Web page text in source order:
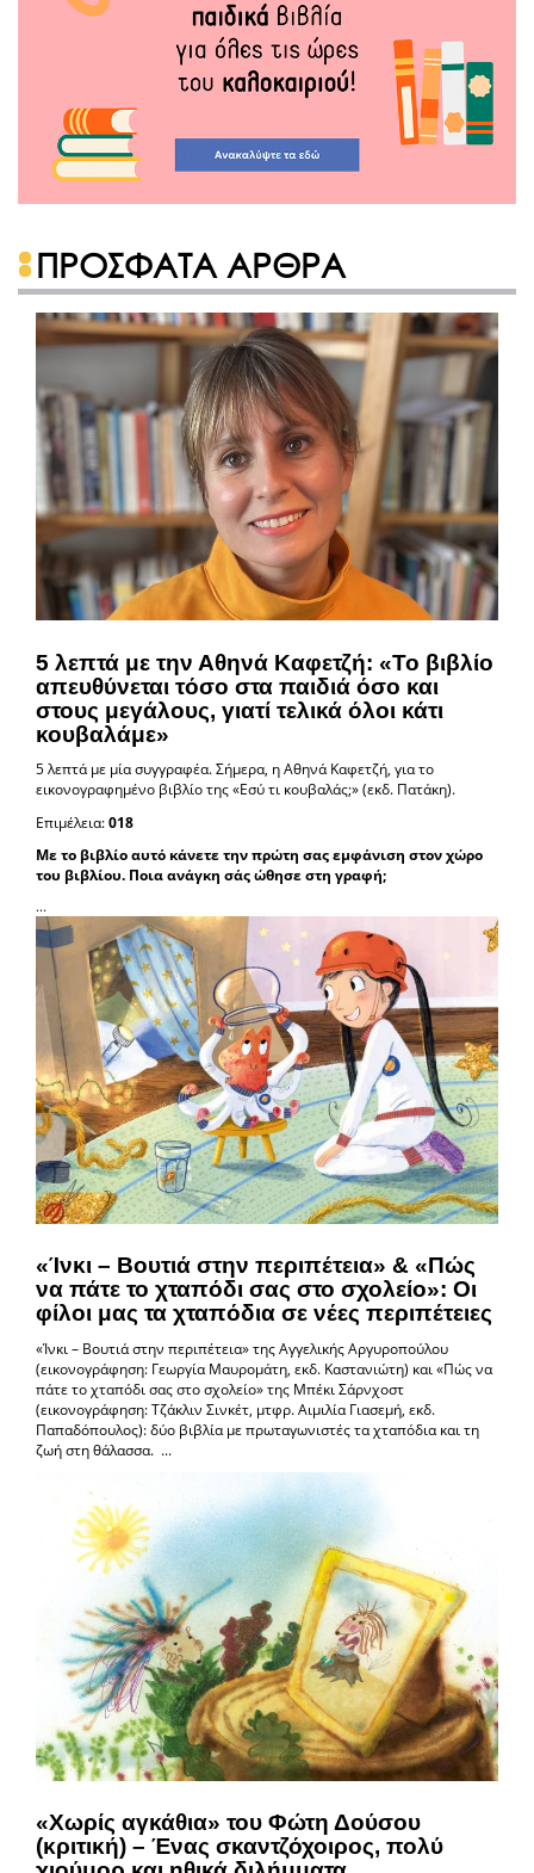
ΠΡΟΣΦΑΤΑ ΑΡΘΡΑ
5 λεπτά με την Αθηνά Καφετζή: «Το βιβλίο
απευθύνεται τόσο στα παιδιά όσο και
στους μεγάλους, γιατί τελικά όλοι κάτι
κουβαλάμε»
5 λεπτά με μία συγγραφέα. Σήμερα, η Αθηνά Καφετζή, για το
εικονογραφημένο βιβλίο της «Εσύ τι κουβαλάς;» (εκδ. Πατάκη).
Επιμέλεια:018
Με το βιβλίο αυτό κάνετε την πρώτη σας εμφάνιση στoν χώρο
του βιβλίου. Ποια ανάγκη σάς ώθησε στη γραφή;
...
«Ίνκι – Βουτιά στην περιπέτεια» & «Πώς
να πάτε το χταπόδι σας στο σχολείο»: Οι
φίλοι μας τα χταπόδια σε νέες περιπέτειες
«Ίνκι – Βουτιά στην περιπέτεια» της Αγγελικής Αργυροπούλου
(εικονογράφηση: Γεωργία Μαυρομάτη, εκδ. Καστανιώτη) και «Πώς να
πάτε το χταπόδι σας στο σχολείο» της Μπέκι Σάρνχοστ
(εικονογράφηση: Τζάκλιν Σινκέτ, μτφρ. Αιμιλία Γιασεμή, εκδ.
Παπαδόπουλος): δύο βιβλία με πρωταγωνιστές τα χταπόδια και τη
ζωή στη θάλασσα. ...
«Χωρίς αγκάθια» του Φώτη Δούσου
(κριτική) – Ένας σκαντζόχοιρος, πολύ